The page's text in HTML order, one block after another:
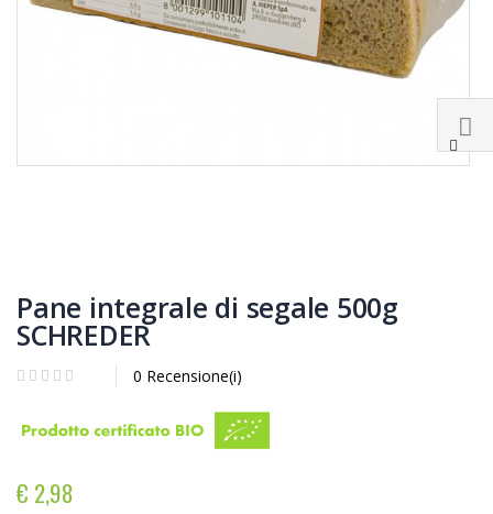
Pane integrale di segale 500g
SCHREDER
0 Recensione(i)
€ 2,98